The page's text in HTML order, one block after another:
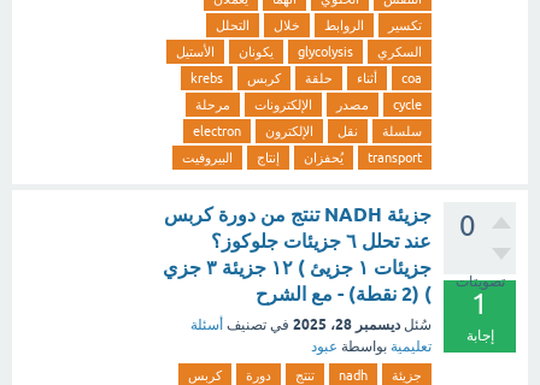
تكسير
الروابط خلال
التحلل
السكري
glycolysis يكونان
الأستيل
coa
أثناء حلقة كربس
krebs
cycle
مصدر الإلكترونات
مرحلة
سلسلة
نقل الإلكترون
electron
transport
يُحفزان إنتاج البيروفيت
0
تصويتات
1
إجابة
جزيئة NADH تنتج من دورة كربس
عند تحلل ٦ جزيئات جلوكوز؟
جزيئات ١ جزيئ ) ١٢ جزيئة ٣ جزي
) (2 نقطة) - مع الشرح
سُئل ديسمبر 28، 2025 في تصنيف أسئلة
تعليمية بواسطة عبود
جزيئة nadh تنتج دورة
كربس